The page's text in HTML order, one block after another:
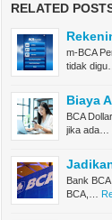
RELATED
m-BCA
tidak digu…
Biaya
BCA
jika ada…
Bank
BCA,…